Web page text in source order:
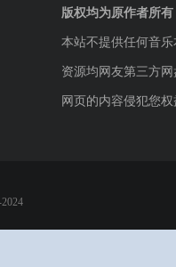
版权均为原作者所
本站不提供任何音
资源均网友第三方
网页的内容侵犯您